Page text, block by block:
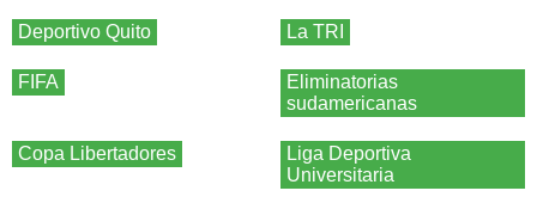
Deportivo Quito La TRI
FIFA
Eliminatorias
sudamericanas
Copa Libertadores
Liga Deportiva
Universitaria